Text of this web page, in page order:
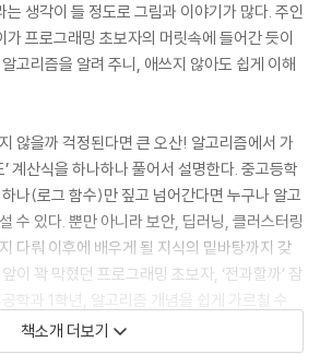
는 생각이 들 정도로 그림과 이야기가 많다. 주인
프로그래밍 초보자의 머릿속에 들어간 듯이
고리즘을 알려 주니, 애쓰지 않아도 쉽게 이해
않을까 걱정된다면 큰 오산! 알고리즘에서 가
’ 계산식을 하나하나 풀어서 설명한다. 중고등학
나(로그 함수)만 짚고 넘어간다면 누구나 알고
수 있다. 뿐만 아니라 보안, 딥러닝, 클러스터링
다뤄 이후에 배우게 될 지식의 밑바탕까지 갖
이 꽉 막혔던 프로그래밍 초보자, ‘전과할까’ 잠
학과 1학년, 알고리즘 개념을 쉽게 가르칠 수
님들께 적극 추천한다.
책소개 더보기